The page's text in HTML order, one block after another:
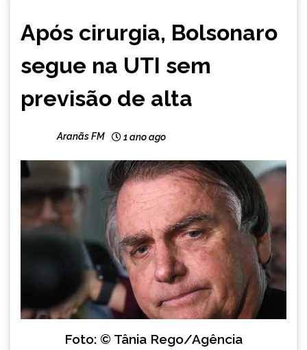
NOTÍCIAS
Após cirurgia, Bolsonaro
segue na UTI sem
previsão de alta
Aranãs FM 1 ano ago
Foto: © Tânia Rego/Agência